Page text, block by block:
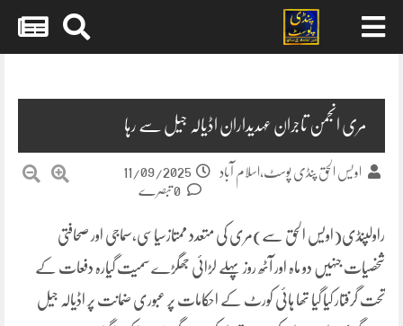
مری انجمن تاجران عہدیداران اڈیالہ جیل سے رہا
اویس الحق پنڈی پوسٹ،اسلام آباد
11/09/2025
راولپنڈی(اویس الحق سے)مری کی متعدد ممتازسیاسی،سماجی اور صحافتی
شخصیات جنہیں دو ماہ اور آٹھ روز پہلے لڑائی جھگڑے سمیت گیارہ دفعات کے
تحت گرفتار کیا گیا تھا ہائی کورٹ کے احکامات پر عبوری ضمانت پر اڈیالہ جیل